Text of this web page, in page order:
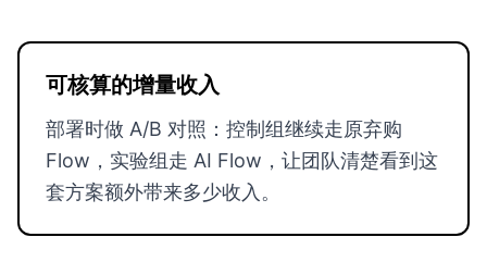
可核算的增量收入
部署时做 A/B 对照：控制组继续走原弃购
Flow，实验组走 AI Flow，让团队清楚看到这
套方案额外带来多少收入。